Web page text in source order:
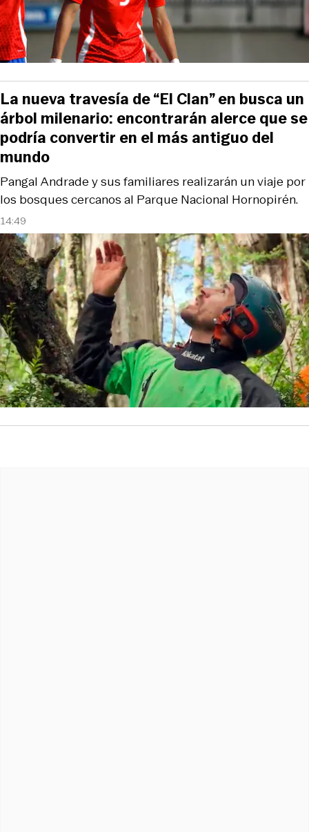
14:49
Pangal Andrade y sus familiares realizarán un viaje por
los bosques cercanos al Parque Nacional Hornopirén.
La nueva travesía de “El Clan” en busca un
árbol milenario: encontrarán alerce que se
podría convertir en el más antiguo del
mundo